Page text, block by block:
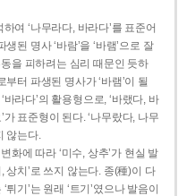
여 ‘나무라다, 바라다’를 표준어
된 명사 ‘바람’을 ‘바램’으로 잘
을 피하려는 심리 때문인 듯하
부터 파생된 명사가 ‘바램’이 될
라다’의 활용형으로, ‘바랬다, 바
가 표준형이 된다. ‘나무랐다, 나무
않는다.
화에 따라 ‘미수, 상추’가 현실 발
상치’로 쓰지 않는다. 종(種)이 다
기’는 원래 ‘트기’였으나 발음이